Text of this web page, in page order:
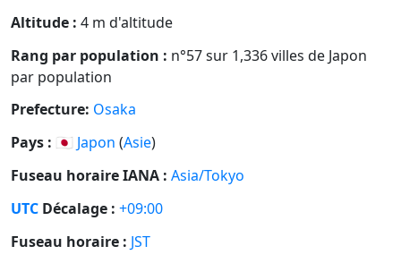
Altitude : 4 m d'altitude
Rang par population : n°57 sur 1,336 villes de Japon
par population
Prefecture: Osaka
Pays : 🇯🇵 Japon (Asie)
Fuseau horaire IANA : Asia/Tokyo
UTC Décalage : +09:00
Fuseau horaire : JST